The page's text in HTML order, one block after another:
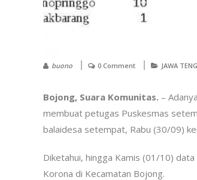
buono 0 Comment JAWA
Bojong, Suara Komunitas. –
membuat petugas Puskesmas
balaidesa setempat, Rabu (30/09)
Diketahui, hingga Kamis (01/10)
Korona di Kecamatan Bojong.